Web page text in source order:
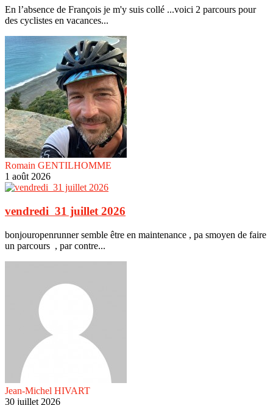
En l’absence de François je m'y suis collé ...voici 2 parcours pour
des cyclistes en vacances...
Romain GENTILHOMME
1 août 2026
vendredi 31 juillet 2026
bonjouropenrunner semble être en maintenance , pa smoyen de faire
un parcours , par contre...
Jean-Michel HIVART
30 juillet 2026